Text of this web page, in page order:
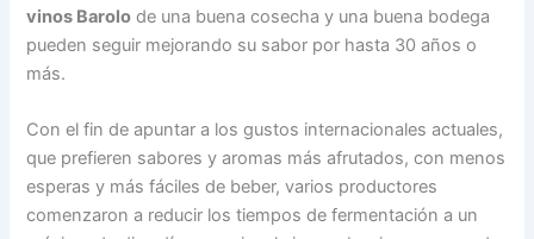
vinos Barolo de una buena cosecha y una buena bodega
pueden seguir mejorando su sabor por hasta 30 años o
más.
Con el fin de apuntar a los gustos internacionales actuales,
que prefieren sabores y aromas más afrutados, con menos
esperas y más fáciles de beber, varios productores
comenzaron a reducir los tiempos de fermentación a un